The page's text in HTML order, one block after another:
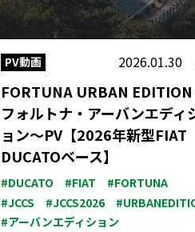
PV動画 2026.01.30
FORTUNA URBAN EDITION
フォルトナ・アーバンエディ
ョン～PV【2026年新型FIAT
DUCATOベース】
#DUCATO #FIAT
#FORTUNA
#JCCS
#JCCS2026
#アーバンエディション